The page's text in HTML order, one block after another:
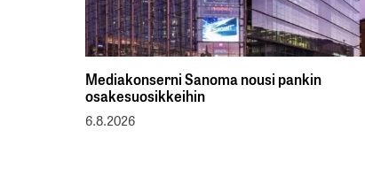
Mediakonserni Sanoma nousi pankin
osakesuosikkeihin
6.8.2026